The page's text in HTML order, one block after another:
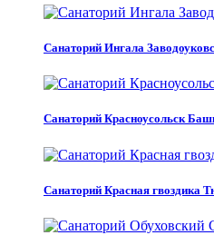
Санаторий Ингала
Санаторий Красноусольск
Санаторий Красная гвоздика